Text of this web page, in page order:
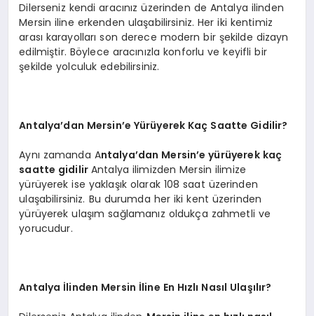
Dilerseniz kendi aracınız üzerinden de Antalya ilinden
Mersin iline erkenden ulaşabilirsiniz. Her iki kentimiz
arası karayolları son derece modern bir şekilde dizayn
edilmiştir. Böylece aracınızla konforlu ve keyifli bir
şekilde yolculuk edebilirsiniz.
Antalya’dan Mersin’e Yürüyerek Kaç Saatte Gidilir?
Aynı zamanda Antalya’dan Mersin’e yürüyerek kaç
saatte gidilir Antalya ilimizden Mersin ilimize
yürüyerek ise yaklaşık olarak 108 saat üzerinden
ulaşabilirsiniz. Bu durumda her iki kent üzerinden
yürüyerek ulaşım sağlamanız oldukça zahmetli ve
yorucudur.
Antalya İlinden Mersin İline En Hızlı Nasıl Ulaşılır?